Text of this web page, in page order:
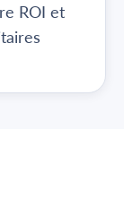
ROI et